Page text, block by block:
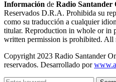
Información de Radio Santander
Reservados D.R.A. Prohibida su
como su traducción a cualquier
titular. Reproduction in whole or in
written permission is prohibited. All
Copyright 2023 Radio Santander
reservados. Desarrollado por